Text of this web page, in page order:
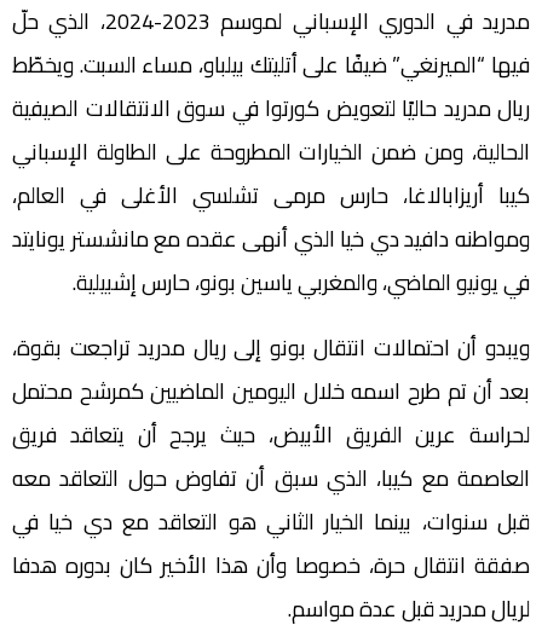
مدريد في الدوري الإسباني لموسم 2023-2024، الذي حلّ
فيها “الميرنغي” ضيفًا على أتليتك بيلباو، مساء السبت. ويخطّط
ريال مدريد حاليًا لتعويض كورتوا في سوق الانتقالات الصيفية
الحالية، ومن ضمن الخيارات المطروحة على الطاولة الإسباني
كيبا أريزابالاغا، حارس مرمى تشلسي الأغلى في العالم،
ومواطنه دافيد دي خيا الذي أنهى عقده مع مانشستر يونايتد
في يونيو الماضي، والمغربي ياسين بونو، حارس إشبيلية.
ويبدو أن احتمالات انتقال بونو إلى ريال مدريد تراجعت بقوة،
بعد أن تم طرح اسمه خلال اليومين الماضيين كمرشح محتمل
لحراسة عرين الفريق الأبيض، حيث يرجح أن يتعاقد فريق
العاصمة مع كيبا، الذي سبق أن تفاوض حول التعاقد معه
قبل سنوات، بينما الخيار الثاني هو التعاقد مع دي خيا في
صفقة انتقال حرة، خصوصا وأن هذا الأخير كان بدوره هدفا
لريال مدريد قبل عدة مواسم.